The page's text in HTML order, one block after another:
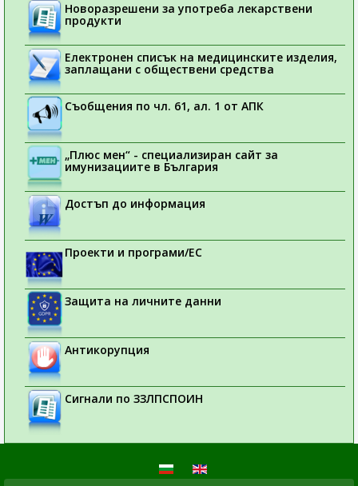
Новоразрешени за употреба лекарствени
продукти
Електронен списък на медицинските изделия,
заплащани с обществени средства
Съобщения по чл. 61, ал. 1 от АПК
„Плюс мен“ - специализиран сайт за
имунизациите в България
Достъп до информация
Проекти и програми/ЕС
Защита на личните данни
Антикорупция
Сигнали по ЗЗЛПСПОИН